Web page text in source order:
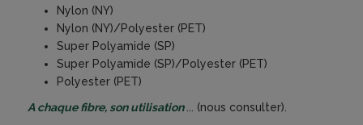
Nylon (NY)
Nylon (NY)/Polyester (PET)
Super Polyamide (SP)
Super Polyamide (SP)/Polyester (PET)
Polyester (PET)
A chaque fibre, son utilisation
... (nous consulter).